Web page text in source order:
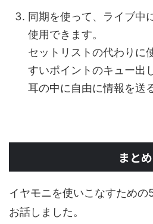
同期を使って、ライブ中
使用できます。
セットリストの代わりに
すいポイントのキュー出
耳の中に自由に情報を送
まとめ
イヤモニを使いこなすための
お話しました。